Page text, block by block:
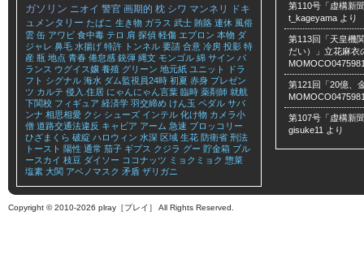
ガソリン ニオイ 警官 画期的 枕 シワ マンネリ
ドキ
ュメンタリー たばこ 生き物 ガラス 武士 賄賂 連休 風俗
雲 缶 アワビ 食中毒 テロ 肩 探偵 軽傷 エプロン 本物 ダ
ジャレ 鼻毛 水揚げ 特許 トンネル 要請 合意 冷房 投影 特
産 瓶 地点 青春 倦怠感 銃弾 縄文 モンゴル 綿 サイン バ
ランス ウグイス嬢 養殖 グリーン 地元紙 ユニット
ドラ
フト シグナル 海水 ダム監視員24時 初夏 赤身 プレゼン
ツ カルテ 侵入.住居 にゃんにゃん言葉 臨時 薬剤師 就航
下関校 フィギュア 経済学 羽交締め けん玉 ペダル サバ
ンナ 相思相愛 クシ シューズ インテル 化け物 カメラ小
僧 道路交通法違反 キャビア アーム 急速 ブロッコリー
ひざまくら 破綻 ハロウィン 水深 区域 生花 防衛省 刑法
トースト 陽性 通常 茄子 ギプス クジラ グー 貯金箱 ブル
ースカイ 枝豆 ダイソー ココナッツ ミョクミョク 惣菜
塩素 大関 アベノマスク 矛盾 ザリガニ
第110号「虚構新
t_kageyama より
第113回「天皇機
だい）」立花麻衣
第121回「20億、
第107号「虚構新
gisuke11 より
Copyright © 2010-2026 plray［プレイ］ All Rights Reserved.